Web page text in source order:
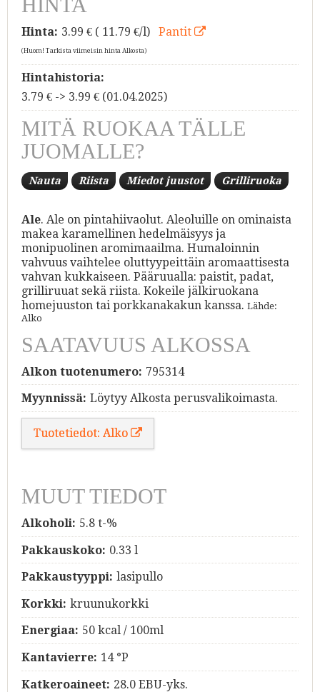
Hinta: 3.99 € ( 11.79 €/l) Pantit
(Huom! Tarkista viimeisin hinta Alkosta)
Hintahistoria:
3.79 € -> 3.99 € (01.04.2025)
MITÄ RUOKAA TÄLLE
JUOMALLE?
Nauta Riista Miedot juustot Grilliruoka
Ale. Ale on pintahiivaolut. Aleoluille on ominaista
makea karamellinen hedelmäisyys ja
monipuolinen aromimaailma. Humaloinnin
vahvuus vaihtelee oluttyypeittäin aromaattisesta
vahvan kukkaiseen. Pääruualla: paistit, padat,
grilliruuat sekä riista. Kokeile jälkiruokana
homejuuston tai porkkanakakun kanssa. Lähde:
Alko
SAATAVUUS ALKOSSA
Alkon tuotenumero: 795314
Myynnissä: Löytyy Alkosta perusvalikoimasta.
Tuotetiedot: Alko
MUUT TIEDOT
Alkoholi: 5.8 t-%
Pakkauskoko: 0.33 l
Pakkaustyyppi: lasipullo
Korkki: kruunukorkki
Energiaa: 50 kcal / 100ml
Kantavierre: 14 °P
Katkeroaineet: 28.0 EBU-yks.